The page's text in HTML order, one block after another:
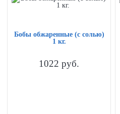
Бобы обжаренные (с солью)
1 кг.
1022 руб.